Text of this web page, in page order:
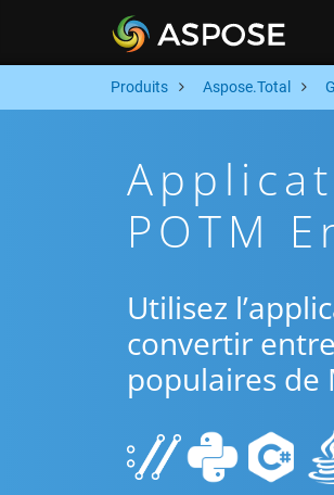
Produits Aspose.Total
POTM
Utilisez
convertir
populaires de